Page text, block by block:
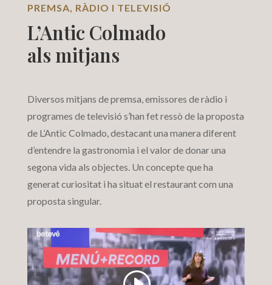
PREMSA, RÀDIO I TELEVISIÓ
L’Antic Colmado
als mitjans
Diversos mitjans de premsa, emissores de ràdio i
programes de televisió s’han fet ressò de la proposta
de L’Antic Colmado, destacant una manera diferent
d’entendre la gastronomia i el valor de donar una
segona vida als objectes. Un concepte que ha
generat curiositat i ha situat el restaurant com una
proposta singular.